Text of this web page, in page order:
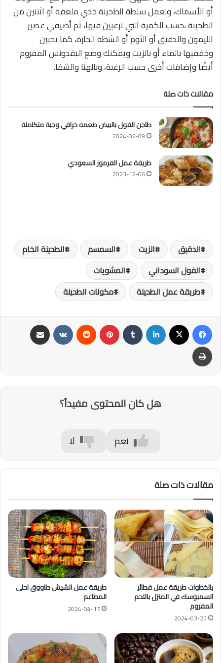
أو الأسماك، ولعمل سلطة الطحينة خذي ملعقة أو اثنتين من
الطحينة ،حسب الكمية التي ترغبين فيها، ثم أضيفي عصير
الليمون والدقيق أو الثوم أو الشطة الحارة، كما تحبين
وخففيها بالماء أو بالزيت ويمكنك وضع البقدونس المفروم
أيضًا وإضافات أخرى حسب الرغبة، وبالهنا والشفا.
مقالات ذات صلة
طاجن الفول بالبيض طعمه خرافي وجبة متكاملة
2024-02-09
طريقة عمل الفرموز السعودي
2023-12-06
الدقيق الزيت السمسم
الطحينة الخام
الفول السوداني
المشويات
طريقة عمل الطحينة
مكونات الطحينة
هل كان المحتوى مفيداً؟
نعم لا
مقالات ذات صلة
بالخطوات طريقة عمل فطائر
السمبوسك في المنزل باللحم
المفروم
2024-03-25
طريقة عمل الشيش طاووق احلى
المطاعم
2024-04-17